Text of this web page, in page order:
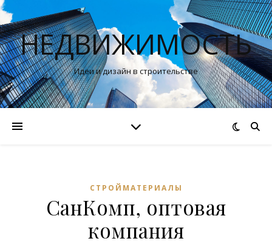
НЕДВИЖИМОСТЬ
Идеи и дизайн в строительстве
СТРОЙМАТЕРИАЛЫ
СанКомп, оптовая
компания